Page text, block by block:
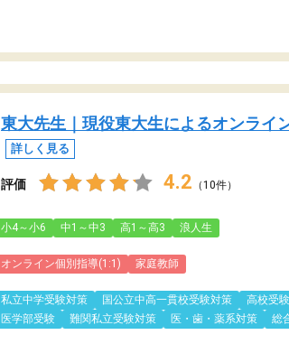
東大先生｜現役東大生によるオンライ
詳しく見る
評価 4.2 （10件）
小4～小6 中1～中3 高1～高3 浪人生
オンライン個別指導(1:1) 家庭教師
私立中学受験対策 国公立中高一貫校受験対策 高校受
医学部受験
難関私立受験対策 医・歯・薬系対策 総